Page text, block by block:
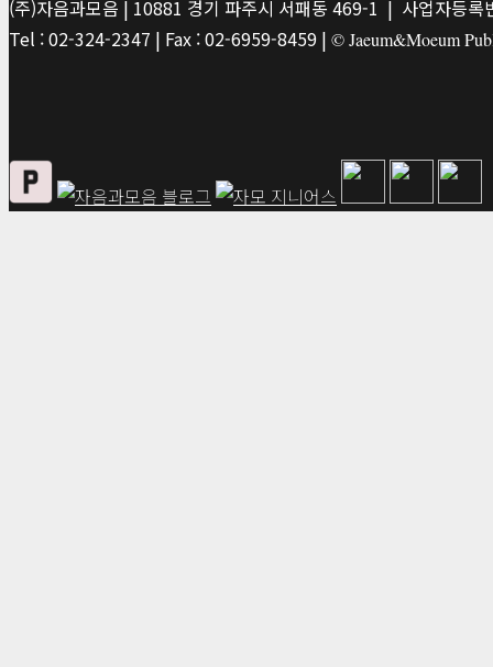
(주)자음과모음 | 10881 경기 파주시 서패동 469-1 | 사업자등
Tel : 02-324-2347 | Fax : 02-6959-8459 | © Jaeum&Moeum